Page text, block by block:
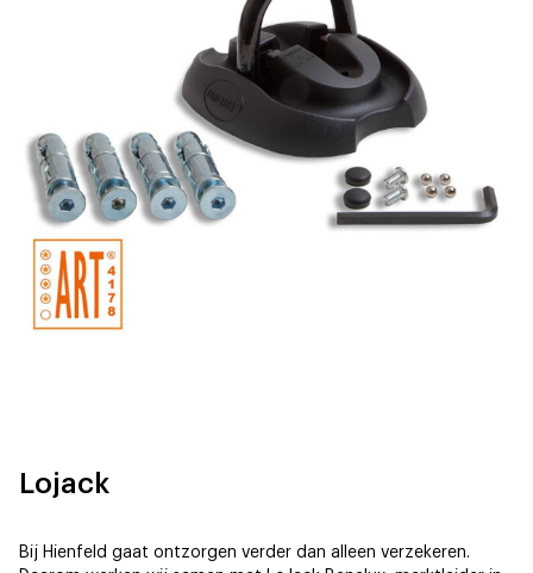
Lojack
Bij Hienfeld gaat ontzorgen verder dan alleen verzekeren.